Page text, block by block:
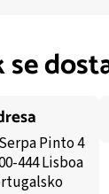
se
Pinto 4
444 Lisboa